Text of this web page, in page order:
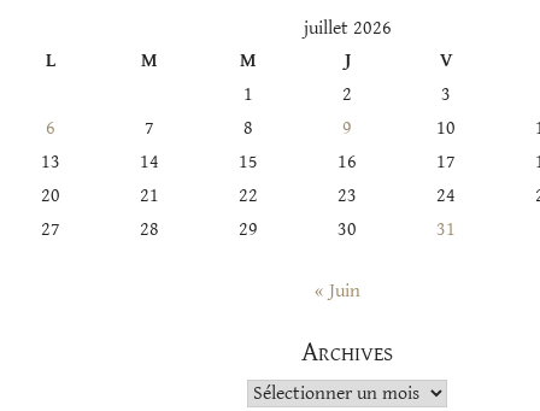
juillet 2026
L
M M J
V
1
2
3
6
7 8 9 10
13
14 15 16 17
20
21 22 23 24
27
28 29 30 31
« Juin
Archives
Archives